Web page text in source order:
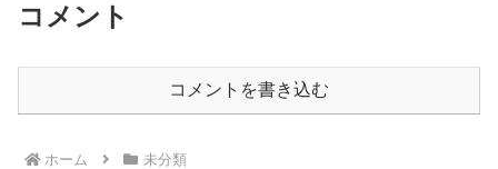
コメント
コメントを書き込む
ホーム 未分類